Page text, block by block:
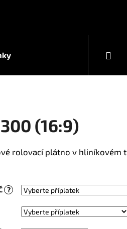
(16:9)
rolovací plátno v hliníkovém
?